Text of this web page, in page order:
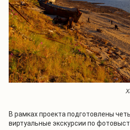
В рамках проекта подготовлены
виртуальные экскурсии по